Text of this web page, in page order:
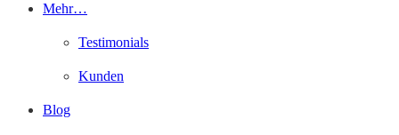
Mehr…
Testimonials
Kunden
Blog